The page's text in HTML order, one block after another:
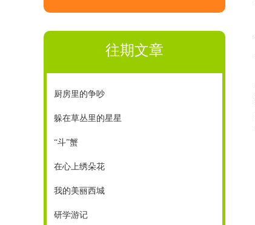
往期文章
厨房里的争吵
躲在草丛里的星星
“斗”蟹
在心上绣朵花
我的美丽西城
研学游记